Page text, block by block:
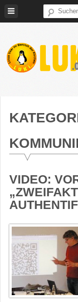
Bereich
Kirchen
VIDEO: